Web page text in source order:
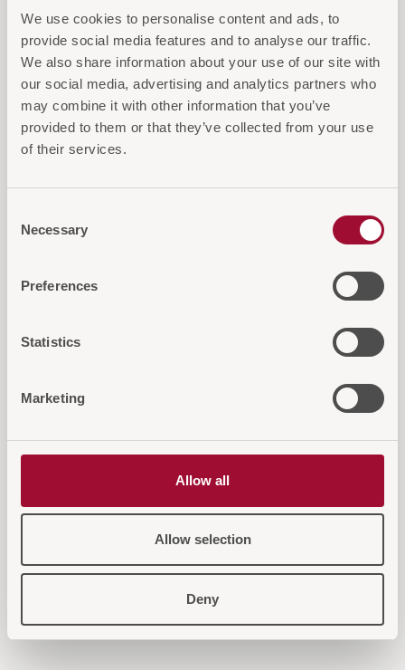
We use cookies to personalise content and ads, to
provide social media features and to analyse our traffic.
We also share information about your use of our site with
our social media, advertising and analytics partners who
may combine it with other information that you’ve
provided to them or that they’ve collected from your use
of their services.
Selection
Necessary
Preferences
Statistics
Marketing
Allow all
Allow selection
Deny
Diese Artikel könnten Sie auch
interessieren
aus Kunststoff mit 3 Borden, ideal für
den flexiblen Einsatz in der
Gastronomie.
Gold-